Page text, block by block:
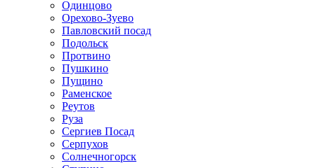
Одинцово
Орехово-Зуево
Павловский посад
Подольск
Протвино
Пушкино
Пущино
Раменское
Реутов
Руза
Сергиев Посад
Серпухов
Солнечногорск